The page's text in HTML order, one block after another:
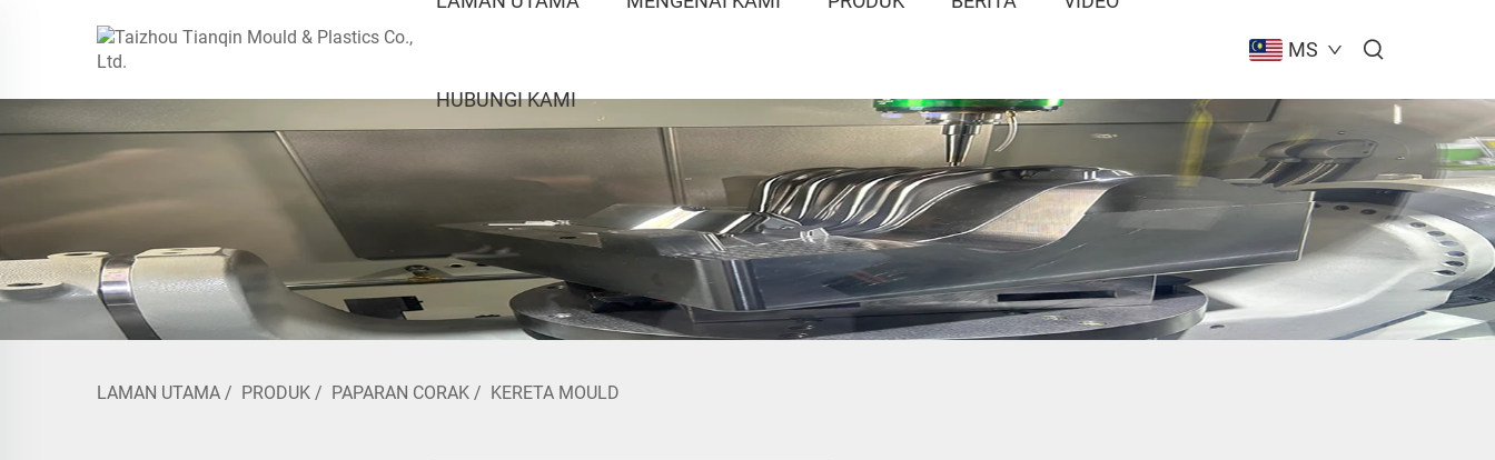
HUBUNGI KAMI
MS
LAMAN UTAMA / PRODUK / PAPARAN CORAK / KERETA MOULD